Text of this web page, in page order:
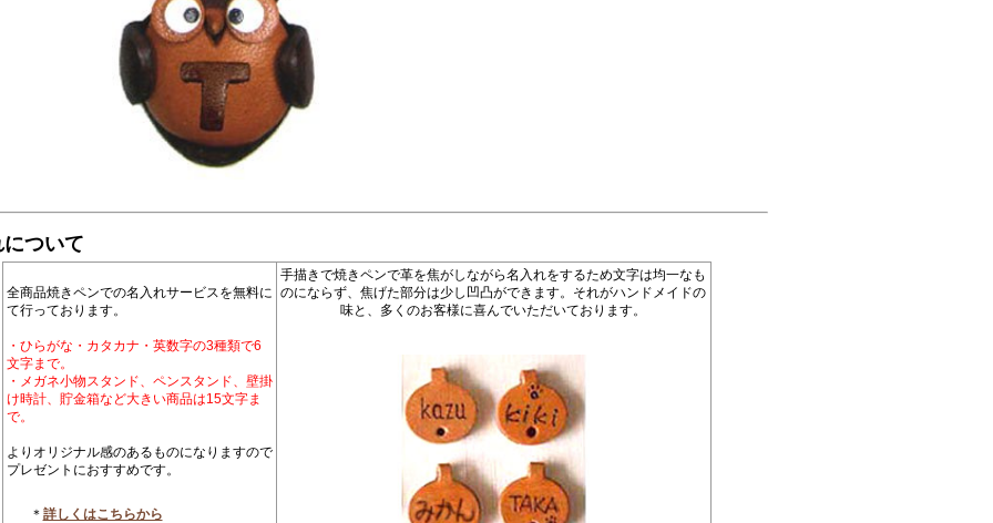
ついて
全商品焼きペンでの名入れサービスを無料に
て行っております。
・ひらがな・カタカナ・英数字の3種類で6
文字まで。
・メガネ小物スタンド、ペンスタンド、壁掛
け時計、貯金箱など大きい商品は15文字ま
で。
よりオリジナル感のあるものになりますので
プレゼントにおすすめです。
＊ 詳しくはこちらから
手描きで焼きペンで革を焦がしながら名入れをするため文字は均一なも
のにならず、焦げた部分は少し凹凸ができます。それがハンドメイドの
味と、多くのお客様に喜んでいただいております。